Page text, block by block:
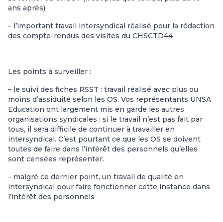
ans après)
– l’important travail intersyndical réalisé pour la rédaction
des compte-rendus des visites du CHSCTD44
Les points à surveiller :
– le suivi des fiches RSST : travail réalisé avec plus ou
moins d’assiduité selon les OS. Vos représentants UNSA
Education ont largement mis en garde les autres
organisations syndicales : si le travail n’est pas fait par
tous, il sera difficile de continuer à travailler en
intersyndical. C’est pourtant ce que les OS se doivent
toutes de faire dans l’intérêt des personnels qu’elles
sont censées représenter.
– malgré ce dernier point, un travail de qualité en
intersyndical pour faire fonctionner cette instance dans
l’intérêt des personnels